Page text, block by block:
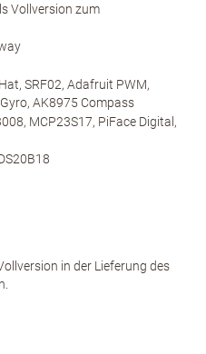
Vollversion zum
SRF02, Adafruit PWM,
AK8975 Compass
MCP23S17, PiFace Digital,
in der Lieferung des